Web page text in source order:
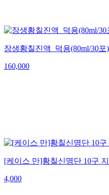
장생황칠진액_덕용(80ml/30포)
160,000
[케이스 만]황칠신명단 10구
4,000